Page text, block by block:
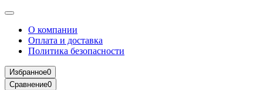
О компании
Оплата и доставка
Политика безопасности
Избранное0
Сравнение0